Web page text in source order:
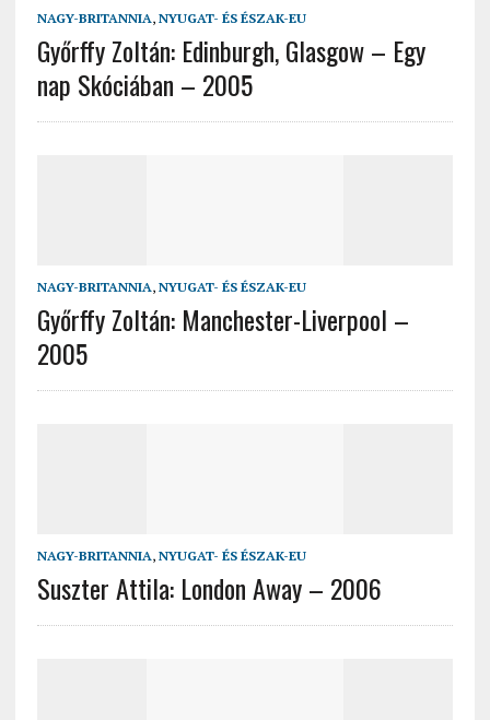
NAGY-BRITANNIA, NYUGAT- ÉS ÉSZAK-EU
Győrffy Zoltán: Edinburgh, Glasgow – Egy
nap Skóciában – 2005
NAGY-BRITANNIA, NYUGAT- ÉS ÉSZAK-EU
Győrffy Zoltán: Manchester-Liverpool –
2005
NAGY-BRITANNIA, NYUGAT- ÉS ÉSZAK-EU
Suszter Attila: London Away – 2006